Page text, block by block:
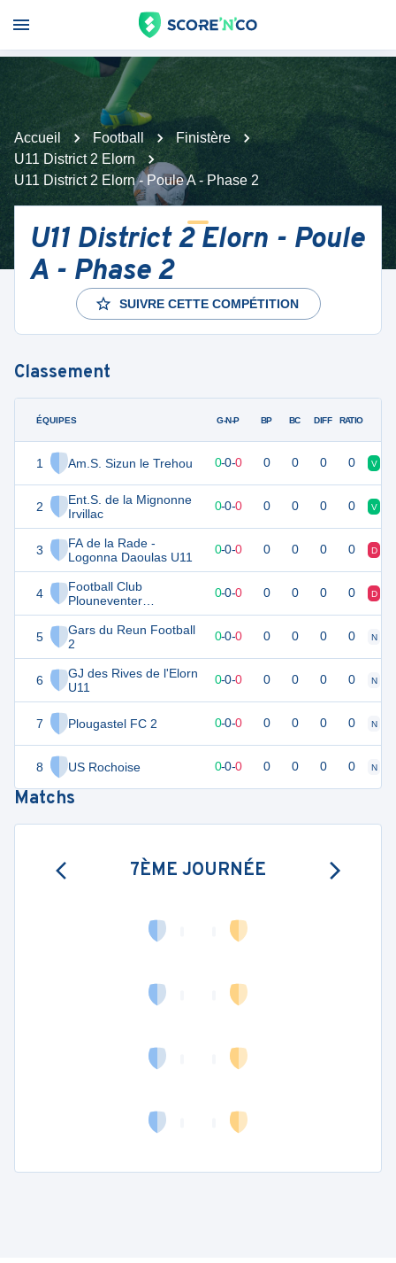
Accueil Football
Finistère
U11 District 2 Elorn
U11 District 2 Elorn - Poule A - Phase 2
U11 District 2 Elorn - Poule
A - Phase 2
SUIVRE CETTE COMPÉTITION
Classement
ÉQUIPES
1 Am.S. Sizun le Trehou
2
Ent.S. de la Mignonne
Irvillac
3
FA de la Rade -
Logonna Daoulas U11
4
Football Club
Plouneventer
Plouedern 2
5
Gars du Reun Football
2
6
GJ des Rives de l'Elorn
U11
7 Plougastel FC 2
8 US Rochoise
G-N-P BP BC DIFF RATIO
0 0 0-0-0 0 0 0 0 V
0 0 0-0-0 0 0 0 0 V
0 0-0-0 0 0 0 0 D
0-0-0 0 0 0 0 D
0 0 0-0-0 0 0 0 0 N
0 0 0-0-0 0 0 0 0 N
0-0-0 0 0 0 0 N
0-0-0 0 0 0 0 N
Matchs
7ÈME JOURNÉE